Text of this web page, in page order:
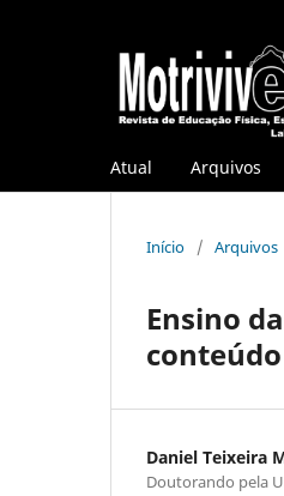
Atual Arquivos
Início / Arquivos
Ensino
Daniel Teixeira
Doutorando pela